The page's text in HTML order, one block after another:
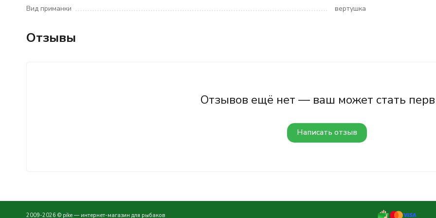
Вид приманки вертушка
Отзывы
Отзывов ещё нет — ваш может стать
Написать отзыв
2009-2026 © pike — интернет-магазин для рыбаков